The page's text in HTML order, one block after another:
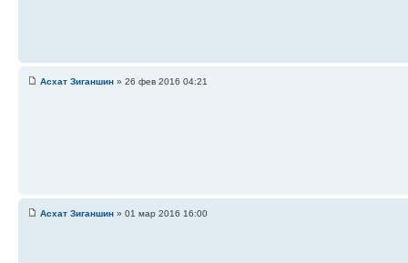
Асхат Зиганшин » 26 фев 2016 04:21
Асхат Зиганшин » 01 мар 2016 16:00